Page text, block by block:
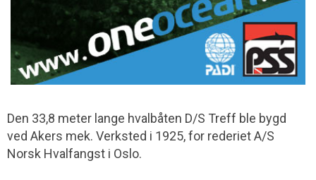
Den 33,8 meter lange hvalbåten D/S Treff ble bygd
ved Akers mek. Verksted i 1925, for rederiet A/S
Norsk Hvalfangst i Oslo.